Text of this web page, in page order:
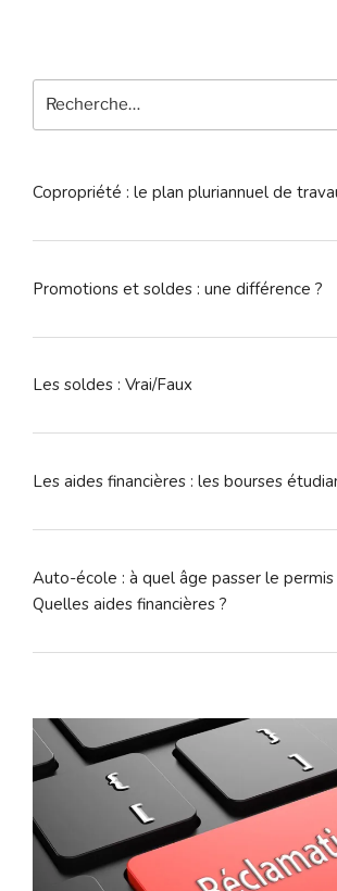
pour
Copropriété : le plan pluriannuel de
Promotions et soldes : une différence ?
Les soldes : Vrai/Faux
Les aides financières : les bourses
Auto-école : à quel âge passer le permis
Quelles aides financières ?